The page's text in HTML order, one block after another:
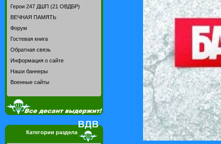
Герои 247 ДШП (21 ОВДБР)
ВЕЧНАЯ ПАМЯТЬ
Форум
Гостевая книга
Обратная связь
Информация о сайте
Наши баннеры
Военные сайты
Категории раздела